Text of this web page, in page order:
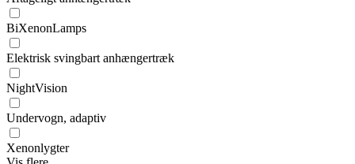
BiXenonLamps
Elektrisk svingbart anhængertræk
NightVision
Undervogn, adaptiv
Xenonlygter